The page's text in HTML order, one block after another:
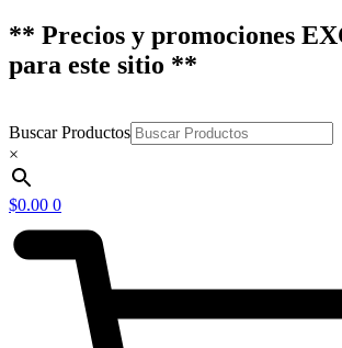
** Precios y promociones
para este sitio **
Buscar Productos
×
$0.00 0